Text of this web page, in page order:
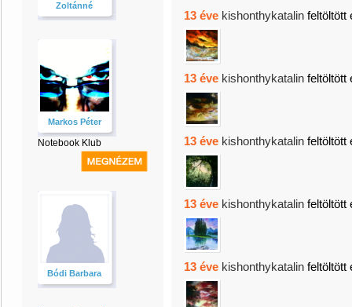
Zoltánné
Markos Péter
Notebook Klub
Bódi Barbara
13 éve kishonthykatalin feltöltött
13 éve kishonthykatalin feltöltött
13 éve kishonthykatalin feltöltött
13 éve kishonthykatalin feltöltött
13 éve kishonthykatalin feltöltött